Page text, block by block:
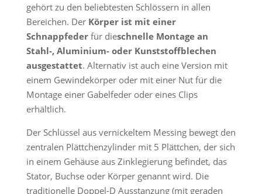
gehört zu den beliebtesten Schlössern in allen
Bereichen. Der Körper ist mit einer
Schnappfederfür dieschnelle Montage an
Stahl-, Aluminium- oder Kunststoffblechen
ausgestattet. Alternativ ist auch eine Version mit
einem Gewindekörper oder mit einer Nut für die
Montage einer Gabelfeder oder eines Clips
erhältlich.
Der Schlüssel aus vernickeltem Messing bewegt den
zentralen Plättchenzylinder mit 5 Plättchen, der sich
in einem Gehäuse aus Zinklegierung befindet, das
Stator, Buchse oder Körper genannt wird. Die
traditionelle Doppel-D Ausstanzung (mit geraden